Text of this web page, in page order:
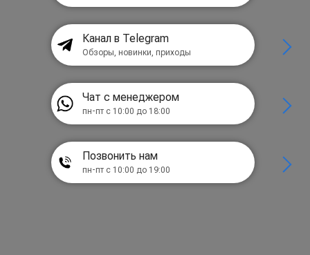
Канал в Telegram
Обзоры, новинки, приходы
Чат с менеджером
пн-пт с 10:00 до 18:00
Позвонить нам
пн-пт с 10:00 до 19:00